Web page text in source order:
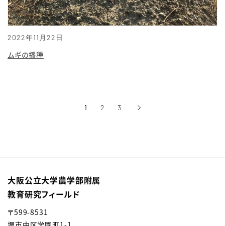
2022年11月22日
ムギの播種
1 2 3 ›次へ
大阪公立大学農学部附属
教育研究フィールド
〒599-8531